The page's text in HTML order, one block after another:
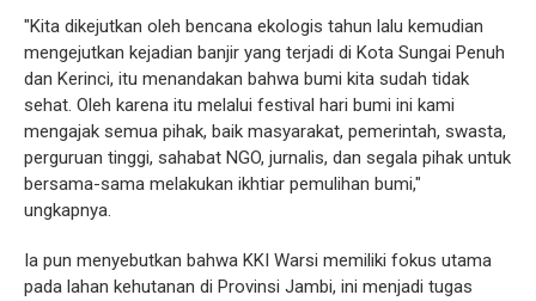
"Kita dikejutkan oleh bencana ekologis tahun lalu kemudian
mengejutkan kejadian banjir yang terjadi di Kota Sungai Penuh
dan Kerinci, itu menandakan bahwa bumi kita sudah tidak
sehat. Oleh karena itu melalui festival hari bumi ini kami
mengajak semua pihak, baik masyarakat, pemerintah, swasta,
perguruan tinggi, sahabat NGO, jurnalis, dan segala pihak untuk
bersama-sama melakukan ikhtiar pemulihan bumi,"
ungkapnya.
Ia pun menyebutkan bahwa KKI Warsi memiliki fokus utama
pada lahan kehutanan di Provinsi Jambi, ini menjadi tugas